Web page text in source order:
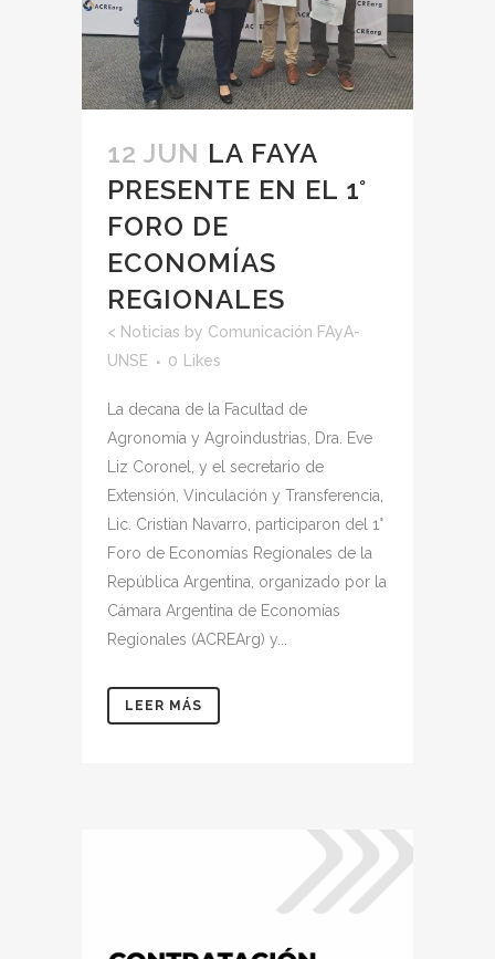
12 JUN LA FAYA
PRESENTE EN EL 1°
FORO DE
ECONOMÍAS
REGIONALES
< Noticias by Comunicación FAyA-
UNSE
0 Likes
La decana de la Facultad de
Agronomía y Agroindustrias, Dra. Eve
Liz Coronel, y el secretario de
Extensión, Vinculación y Transferencia,
Lic. Cristian Navarro, participaron del 1°
Foro de Economías Regionales de la
República Argentina, organizado por la
Cámara Argentina de Economías
Regionales (ACREArg) y...
LEER MÁS